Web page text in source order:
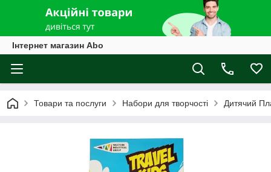
Інтернет магазин Abo
Товари та послуги Набори для творчості Дитячий